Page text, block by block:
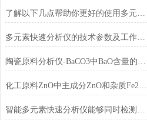
了解以下几点帮助你更好的使用多元素快速分析仪
多元素快速分析仪的技术参数及工作条件
陶瓷原料分析仪-BaCO3中BaO含量的测定
化工原料ZnO中主成分ZnO和杂质Fe2O3的测定
智能多元素快速分析仪能够同时检测和分析多少种元素？